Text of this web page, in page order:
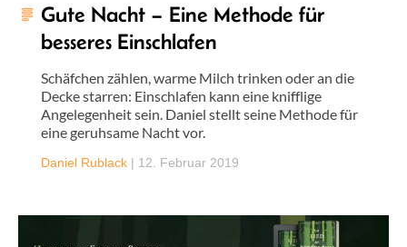
PODCASTS
ÜBER UNS
Gute Nacht – Eine Methode für
besseres Einschlafen
Schäfchen zählen, warme Milch trinken oder an die
Decke starren: Einschlafen kann eine knifflige
Angelegenheit sein. Daniel stellt seine Methode für
eine geruhsame Nacht vor.
Daniel Rublack | 12. Februar 2019